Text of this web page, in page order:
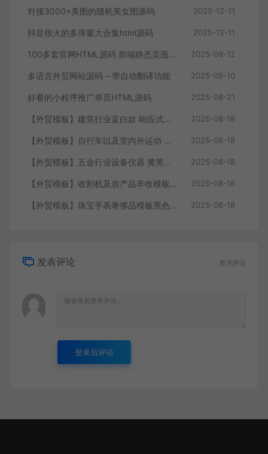
对接3000+美图的随机美女图源码 2025-12-11
抖音很火的多弹窗大合集html源码 2025-12-11
100多套官网HTML源码 前端静态页面源码 2025-09-12
多语言外贸网站源码 – 带自动翻译功能 2025-09-10
好看的小程序推广单页HTML源码 2025-08-21
【外贸模板】建筑行业蓝白款 响应式模板静态html文件 2025-08-18
【外贸模板】自行车以及室内外运动 黑灰 响应式模板静态html文件 2025-08-18
【外贸模板】五金行业设备仪器 黄黑款 响应式模板静态html文件 2025-08-18
【外贸模板】收割机及农产品丰收模板 绿色 响应式模板静态html文件 2025-08-18
【外贸模板】珠宝手表奢侈品模板黑色 响应式模板静态html文件 2025-08-18
发表评论 暂无评论
登录后评论